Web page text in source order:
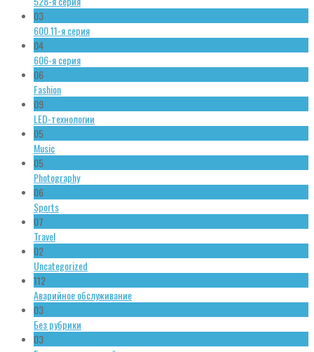
03
600.11-я серия
04
606-я серия
06
Fashion
09
LED-технологии
05
Music
05
Photography
06
Sports
07
Travel
02
Uncategorized
112
Аварийное обслуживание
03
Без рубрики
03